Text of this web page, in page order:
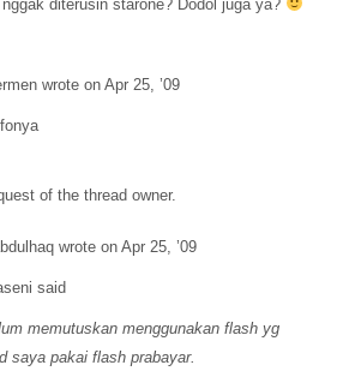
nggak diterusin starone? Dodol juga ya?
wrote on Apr 25, ’09
of the thread owner.
wrote on Apr 25, ’09
said
memutuskan menggunakan flash yg
saya pakai flash prabayar.